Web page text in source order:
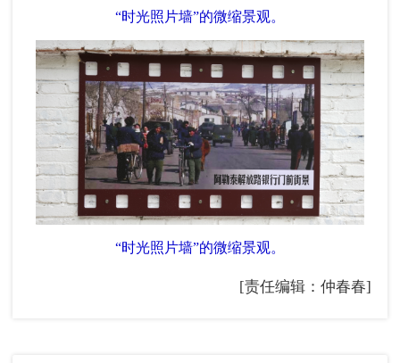
“时光照片墙”的微缩景观。
“时光照片墙”的微缩景观。
[责任编辑：仲春春]